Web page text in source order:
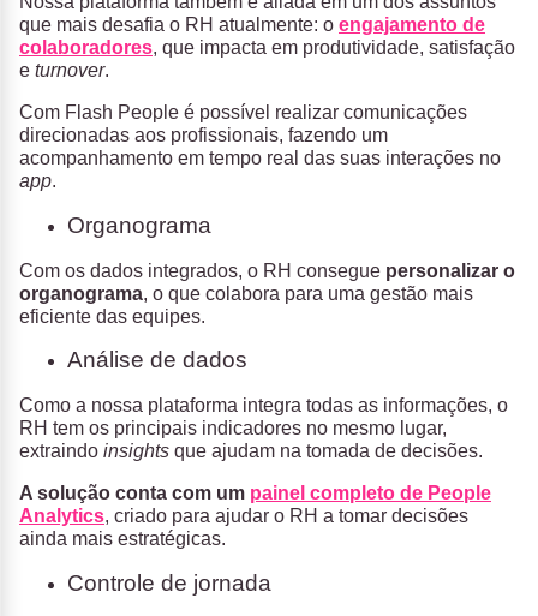
que mais desafia o RH atualmente: o engajamento de
colaboradores, que impacta em produtividade, satisfação
e turnover.
Com Flash People é possível realizar comunicações
direcionadas aos profissionais, fazendo um
acompanhamento em tempo real das suas interações no
app.
Organograma
Com os dados integrados, o RH consegue personalizar o
organograma, o que colabora para uma gestão mais
eficiente das equipes.
Análise de dados
Como a nossa plataforma integra todas as informações, o
RH tem os principais indicadores no mesmo lugar,
extraindo insights que ajudam na tomada de decisões.
A solução conta com um painel completo de People
Analytics, criado para ajudar o RH a tomar decisões
ainda mais estratégicas.
Controle de jornada